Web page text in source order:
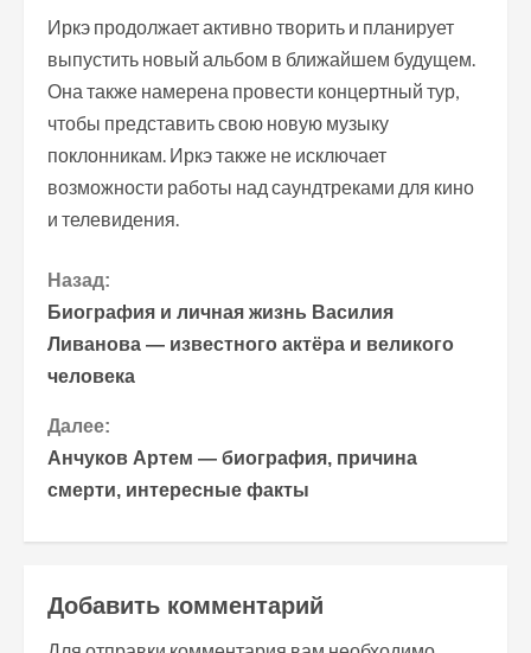
Иркэ продолжает активно творить и планирует
выпустить новый альбом в ближайшем будущем.
Она также намерена провести концертный тур,
чтобы представить свою новую музыку
поклонникам. Иркэ также не исключает
возможности работы над саундтреками для кино
и телевидения.
П
р
о
д
о
л
и
Назад:
Биография и личная жизнь Василия
Ливанова — известного актёра и великого
человека
Далее:
Анчуков Артем — биография, причина
смерти, интересные факты
Добавить комментарий